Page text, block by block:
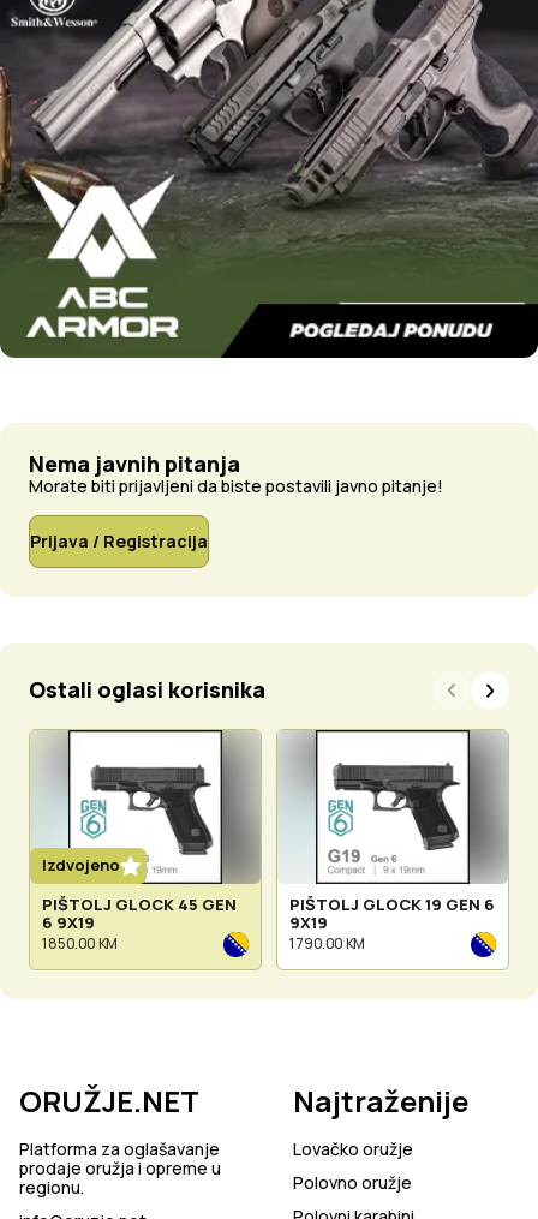
Nema javnih pitanja
Morate biti prijavljeni da biste postavili javno pitanje!
Prijava / Registracija
Ostali oglasi korisnika
Izdvojeno
PIŠTOLJ GLOCK 45 GEN
6 9X19
1 850.00 KM
PIŠTOLJ GLOCK 19 GEN 6
9X19
1 790.00 KM
ORUŽJE.NET
Platforma za oglašavanje
prodaje oružja i opreme u
regionu.
Najtraženije
Lovačko oružje
Polovno oružje